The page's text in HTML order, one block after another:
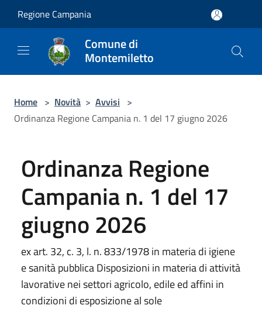
Regione Campania
Comune di
Montemiletto
Home > Novità > Avvisi >
Ordinanza Regione Campania n. 1 del 17 giugno 2026
Ordinanza Regione
Campania n. 1 del 17
giugno 2026
ex art. 32, c. 3, l. n. 833/1978 in materia di igiene
e sanità pubblica Disposizioni in materia di attività
lavorative nei settori agricolo, edile ed affini in
condizioni di esposizione al sole